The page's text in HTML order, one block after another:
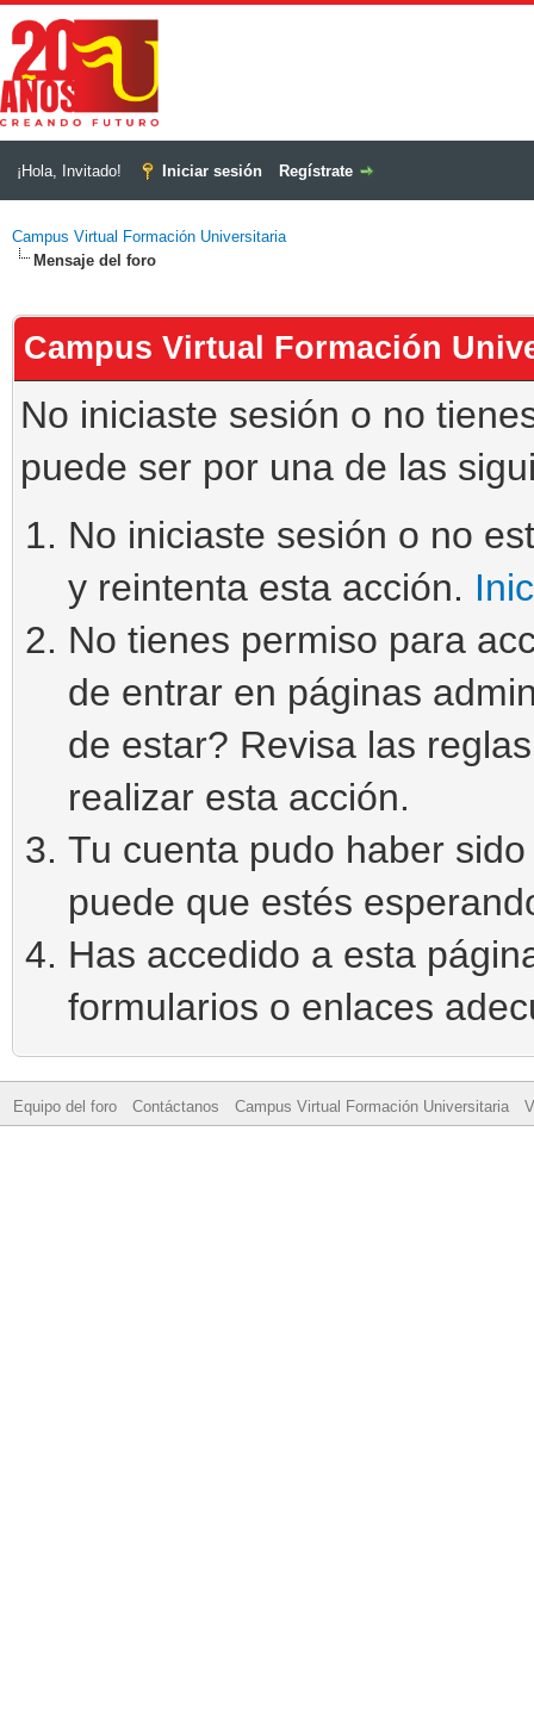
¡Hola, Invitado! Iniciar sesión Regístrate
Campus Virtual Formación Universitaria
Mensaje del foro
Campus Virtual Formación
No iniciaste sesión o no
puede ser por una de las
No iniciaste sesión o no
y reintenta esta acción.
No tienes permiso para
de entrar en páginas
de estar? Revisa las
realizar esta acción.
Tu cuenta pudo haber
puede que estés
Has accedido a esta
formularios o enlaces
Equipo del foro Contáctanos Campus Virtual Formación Universitaria